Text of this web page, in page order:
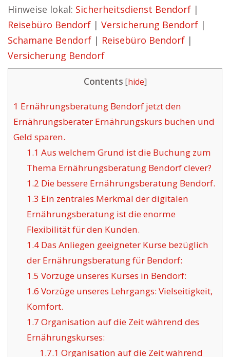
Hinweise lokal: Sicherheitsdienst Bendorf |
Reisebüro Bendorf | Versicherung Bendorf |
Schamane Bendorf | Reisebüro Bendorf |
Versicherung Bendorf
Contents [hide]
1 Ernährungsberatung Bendorf jetzt den
Ernährungsberater Ernährungskurs buchen und
Geld sparen.
1.1 Aus welchem Grund ist die Buchung zum
Thema Ernährungsberatung Bendorf clever?
1.2 Die bessere Ernährungsberatung Bendorf.
1.3 Ein zentrales Merkmal der digitalen
Ernährungsberatung ist die enorme
Flexibilität für den Kunden.
1.4Das Anliegen geeigneter Kurse bezüglich
der Ernährungsberatung für Bendorf:
1.5 Vorzüge unseres Kurses in Bendorf:
1.6 Vorzüge unseres Lehrgangs: Vielseitigkeit,
Komfort.
1.7 Organisation auf die Zeit während des
Ernährungskurses:
1.7.1 Organisation auf die Zeit während